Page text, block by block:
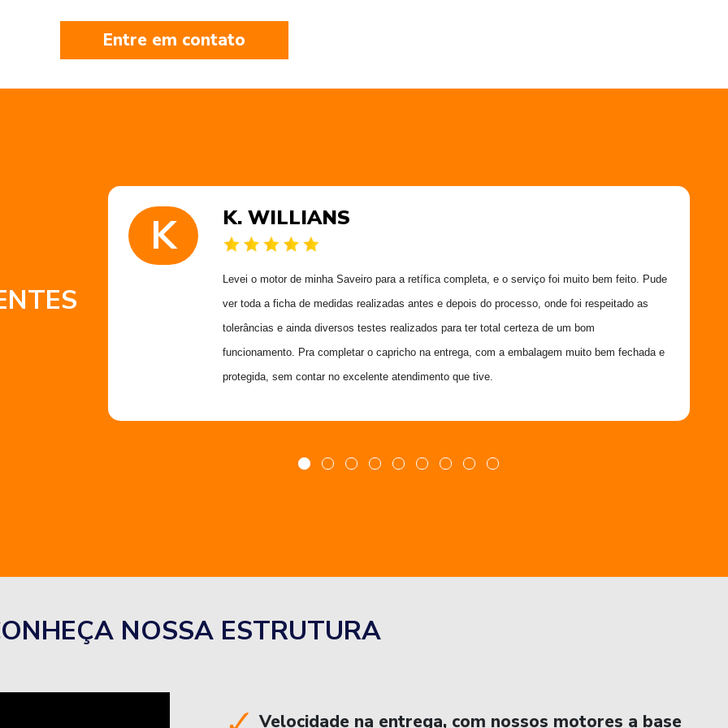
Entre em contato
K K. WILLIANS
Levei o motor de minha Saveiro para a retífica completa, e o serviço foi muito bem feito. Pude
ver toda a ficha de medidas realizadas antes e depois do processo, onde foi respeitado as
tolerâncias e ainda diversos testes realizados para ter total certeza de um bom
funcionamento. Pra completar o capricho na entrega, com a embalagem muito bem fechada e
protegida, sem contar no excelente atendimento que tive.
NOSSA ESTRUTURA
Velocidade na entrega, com nossos motores a base